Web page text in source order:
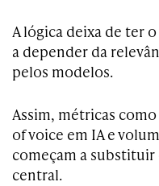
A lógica deixa de ter
a depender da
pelos modelos.
Assim, métricas
of voice em IA e
começam a
central.